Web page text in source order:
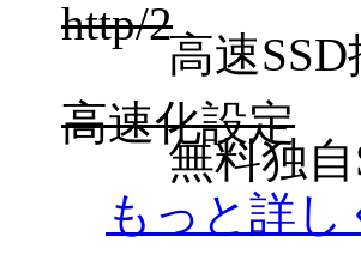
http/2
高速SSD
高速化設定
無料独自
もっと詳し